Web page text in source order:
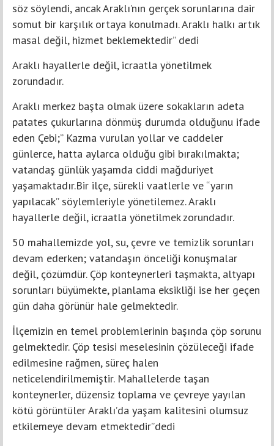
söz söylendi, ancak Araklı’nın gerçek sorunlarına dair
somut bir karşılık ortaya konulmadı. Araklı halkı artık
masal değil, hizmet beklemektedir” dedi
Araklı hayallerle değil, icraatla yönetilmek
zorundadır.
Araklı merkez başta olmak üzere sokakların adeta
patates çukurlarına dönmüş durumda olduğunu ifade
eden Çebi;” Kazma vurulan yollar ve caddeler
günlerce, hatta aylarca olduğu gibi bırakılmakta;
vatandaş günlük yaşamda ciddi mağduriyet
yaşamaktadır.Bir ilçe, sürekli vaatlerle ve “yarın
yapılacak” söylemleriyle yönetilemez. Araklı
hayallerle değil, icraatla yönetilmek zorundadır.
50 mahallemizde yol, su, çevre ve temizlik sorunları
devam ederken; vatandaşın önceliği konuşmalar
değil, çözümdür. Çöp konteynerleri taşmakta, altyapı
sorunları büyümekte, planlama eksikliği ise her geçen
gün daha görünür hale gelmektedir.
İlçemizin en temel problemlerinin başında çöp sorunu
gelmektedir. Çöp tesisi meselesinin çözüleceği ifade
edilmesine rağmen, süreç halen
neticelendirilmemiştir. Mahallelerde taşan
konteynerler, düzensiz toplama ve çevreye yayılan
kötü görüntüler Araklı’da yaşam kalitesini olumsuz
etkilemeye devam etmektedir”dedi